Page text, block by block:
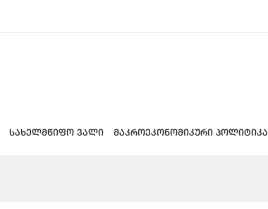
სახელმწიფო ვალი მაკროეკონომიკური პოლიტიკა